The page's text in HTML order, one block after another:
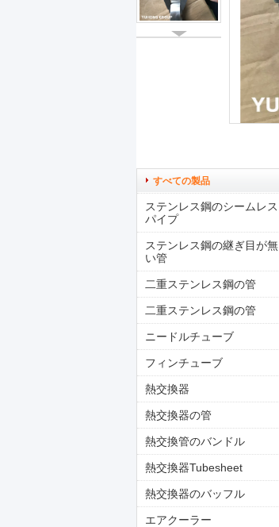
すべての製品
ステンレス鋼のシームレス
パイプ
ステンレス鋼の継ぎ目が無
い管
二重ステンレス鋼の管
二重ステンレス鋼の管
ニードルチューブ
フィンチューブ
熱交換器
熱交換器の管
熱交換管のバンドル
熱交換器Tubesheet
熱交換器のバッフル
エアクーラー